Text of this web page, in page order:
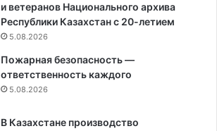
и ветеранов Национального архива
Республики Казахстан с 20-летием
5.08.2026
Пожарная безопасность —
ответственность каждого
5.08.2026
В Казахстане производство